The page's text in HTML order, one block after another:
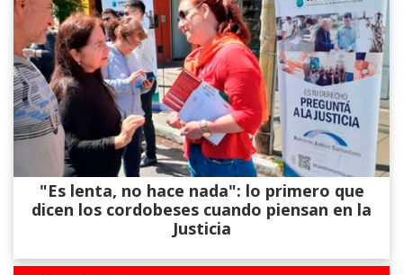
"Es lenta, no hace nada": lo primero que
dicen los cordobeses cuando piensan en la
Justicia